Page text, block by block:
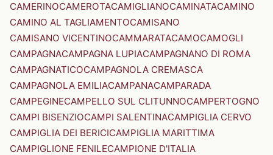
CAMERINOCAMEROTACAMIGLIANOCAMINATACAMINO
CAMINO AL TAGLIAMENTOCAMISANO
CAMISANO VICENTINOCAMMARATACAMOCAMOGLI
CAMPAGNACAMPAGNA LUPIACAMPAGNANO DI ROMA
CAMPAGNATICOCAMPAGNOLA CREMASCA
CAMPAGNOLA EMILIACAMPANACAMPARADA
CAMPEGINECAMPELLO SUL CLITUNNOCAMPERTOGNO
CAMPI BISENZIOCAMPI SALENTINACAMPIGLIA CERVO
CAMPIGLIA DEI BERICICAMPIGLIA MARITTIMA
CAMPIGLIONE FENILECAMPIONE D'ITALIA